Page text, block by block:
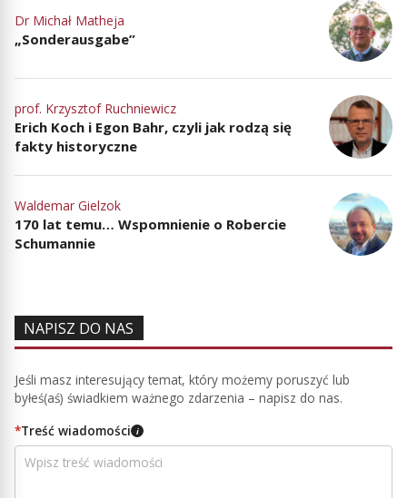
Dr Michał Matheja
„Sonderausgabe”
prof. Krzysztof Ruchniewicz
Erich Koch i Egon Bahr, czyli jak rodzą się
fakty historyczne
Waldemar Gielzok
170 lat temu… Wspomnienie o Robercie
Schumannie
NAPISZ DO NAS
Jeśli masz interesujący temat, który możemy poruszyć lub
byłeś(aś) świadkiem ważnego zdarzenia – napisz do nas.
*Treść wiadomości i